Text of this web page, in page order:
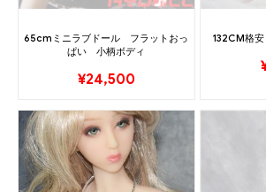
65cmミニラブドール フラットおっ
ぱい 小柄ボディ
¥24,500
132CM格